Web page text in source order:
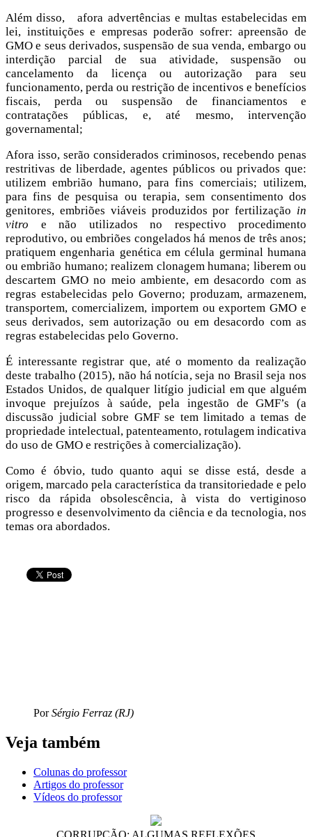
Além disso, afora advertências e multas estabelecidas em
lei, instituições e empresas poderão sofrer: apreensão de
GMO e seus derivados, suspensão de sua venda, embargo ou
interdição parcial de sua atividade, suspensão ou
cancelamento da licença ou autorização para seu
funcionamento, perda ou restrição de incentivos e benefícios
fiscais, perda ou suspensão de financiamentos e
contratações públicas, e, até mesmo, intervenção
governamental;
Afora isso, serão considerados criminosos, recebendo penas
restritivas de liberdade, agentes públicos ou privados que:
utilizem embrião humano, para fins comerciais; utilizem,
para fins de pesquisa ou terapia, sem consentimento dos
genitores, embriões viáveis produzidos por fertilização in
vitro e não utilizados no respectivo procedimento
reprodutivo, ou embriões congelados há menos de três anos;
pratiquem engenharia genética em célula germinal humana
ou embrião humano; realizem clonagem humana; liberem ou
descartem GMO no meio ambiente, em desacordo com as
regras estabelecidas pelo Governo; produzam, armazenem,
transportem, comercializem, importem ou exportem GMO e
seus derivados, sem autorização ou em desacordo com as
regras estabelecidas pelo Governo.
É interessante registrar que, até o momento da realização
deste trabalho (2015), não há notícia, seja no Brasil seja nos
Estados Unidos, de qualquer litígio judicial em que alguém
invoque prejuízos à saúde, pela ingestão de GMF’s (a
discussão judicial sobre GMF se tem limitado a temas de
propriedade intelectual, patenteamento, rotulagem indicativa
do uso de GMO e restrições à comercialização).
Como é óbvio, tudo quanto aqui se disse está, desde a
origem, marcado pela característica da transitoriedade e pelo
risco da rápida obsolescência, à vista do vertiginoso
progresso e desenvolvimento da ciência e da tecnologia, nos
temas ora abordados.
PorSérgio Ferraz (RJ)
Veja também
Colunas do professor
Artigos do professor
Vídeos do professor